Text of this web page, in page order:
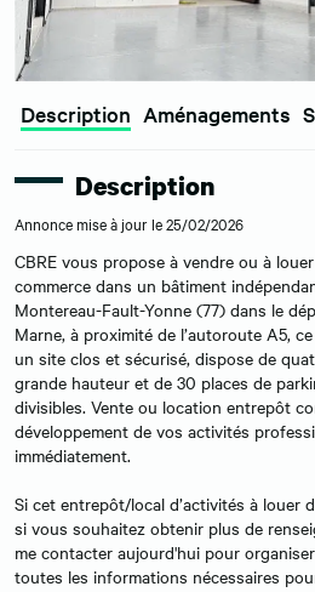
Description Aménagements
Description
Annonce mise à jour le 25/02/2026
CBRE vous propose à vendre ou à
commerce dans un bâtiment
Montereau-Fault-Yonne (77) dans le
Marne, à proximité de l’autoroute A5,
un site clos et sécurisé, dispose de
grande hauteur et de 30 places de
divisibles. Vente ou location entrepôt
développement de vos activités
immédiatement.
Si cet entrepôt/local d’activités à louer
si vous souhaitez obtenir plus de
me contacter aujourd'hui pour
toutes les informations nécessaires